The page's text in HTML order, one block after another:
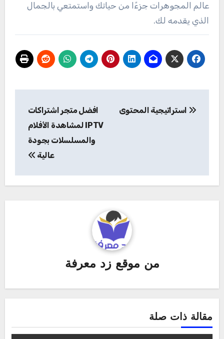
عالم المجوهرات جزءًا من حياتك واستمتعي بالجمال
الذي يقدمه لك.
المقالات
استراتيجية المحتوى
افضل متجر اشتراكات
IPTV لمشاهدة الأفلام
والمسلسلات بجودة
عالية
من موقع زد معرفة
مقالة ذات صلة